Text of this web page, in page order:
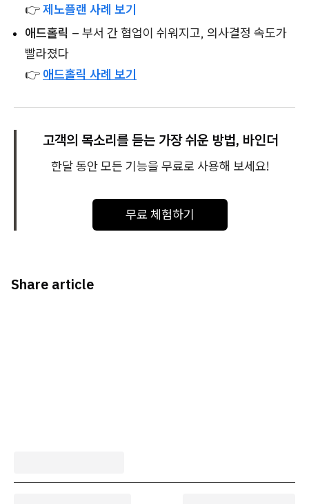
👉제노플랜 사례 보기
애드홀릭 – 부서 간 협업이 쉬워지고, 의사결정 속도가
빨라졌다
👉 애드홀릭 사례 보기
고객의 목소리를 듣는 가장 쉬운 방법, 바인더
한달 동안 모든 기능을 무료로 사용해 보세요!
무료 체험하기
Share article